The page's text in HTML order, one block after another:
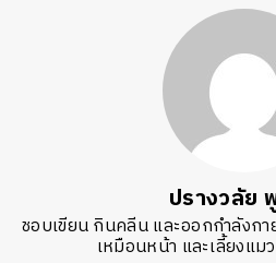
ปรางวลัย
ชอบเขียน กินคลีน และออกกำลังก
เหมือนหน้า และเลี้ยงแม